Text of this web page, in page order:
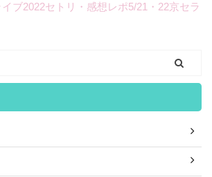
イブ2022セトリ・感想レポ5/21・22京セラ